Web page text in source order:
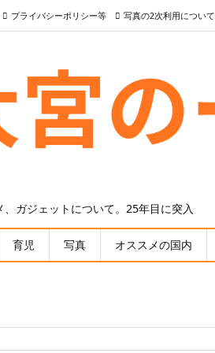
ガジェットについて。25年目に突入
育児 写真 オススメの国内
プライバシーポリシー等 写真の2次利用について